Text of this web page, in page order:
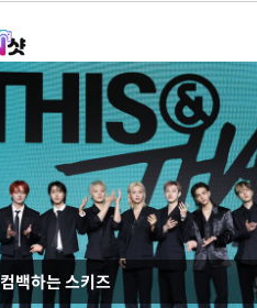
컴백하는 스키즈
홈플러스, 67개 점포 가오픈… 13일